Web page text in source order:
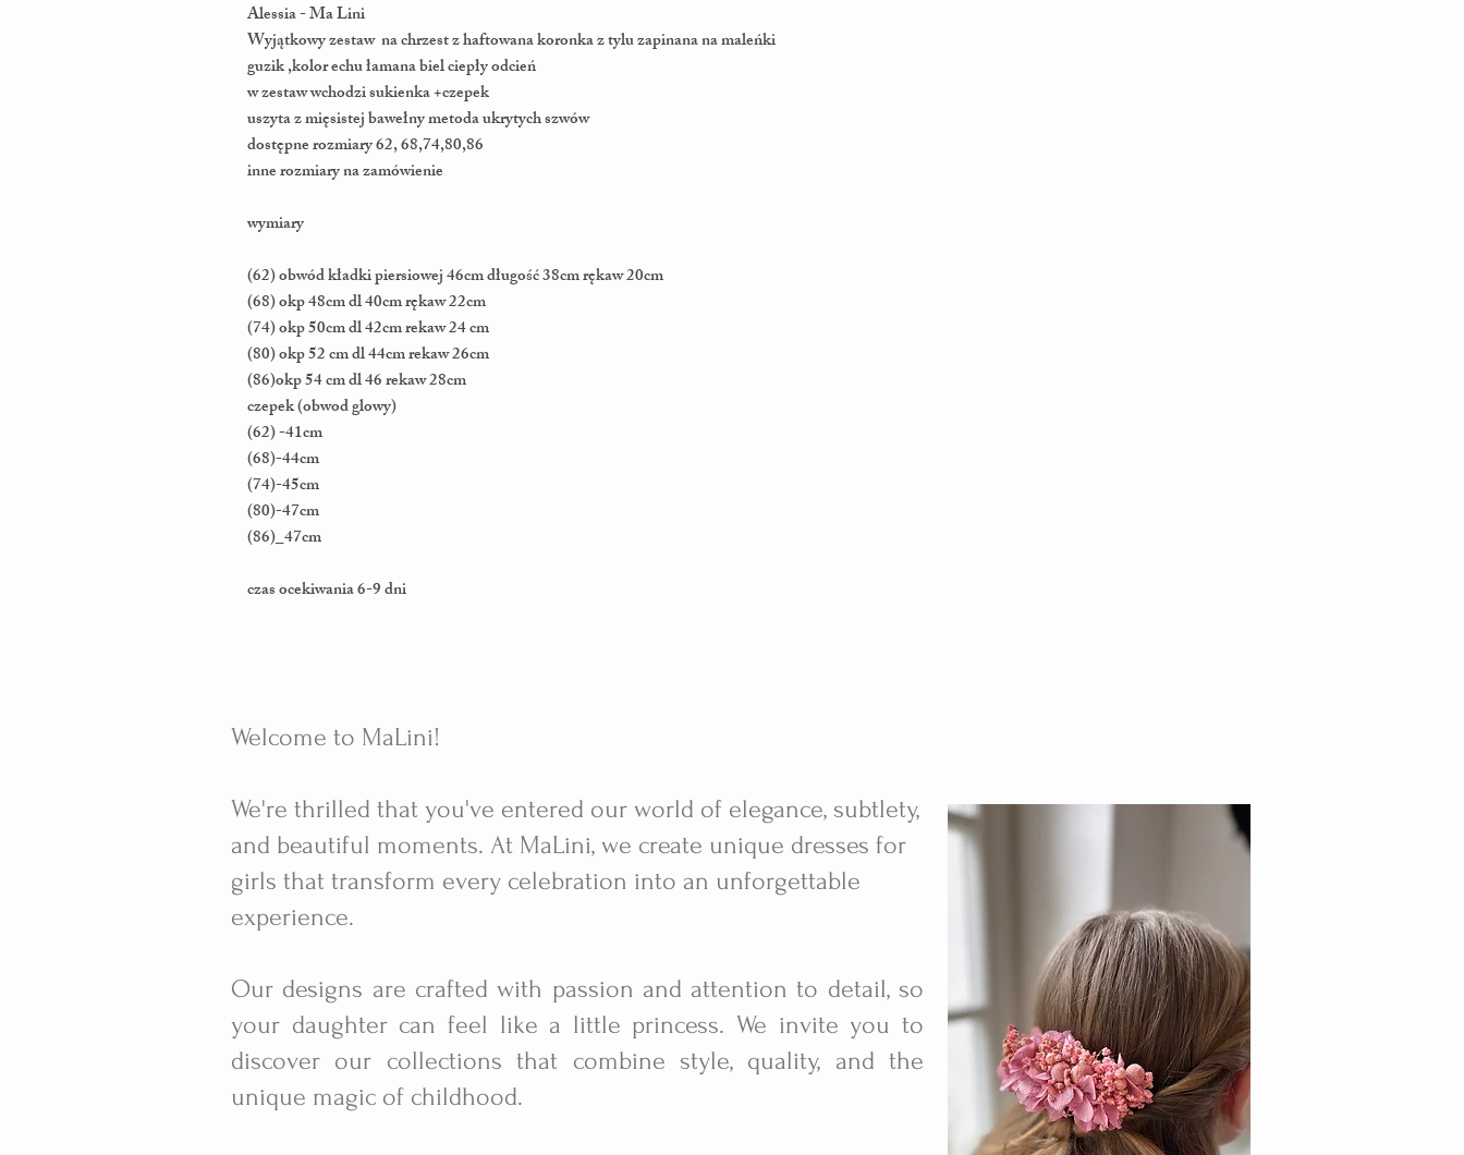
Alessia - Ma Lini
Wyjątkowy zestaw na chrzest z haftowana koronka z tylu zapinana na maleńki
guzik ,kolor echu łamana biel ciepły odcień
w zestaw wchodzi sukienka +czepek
uszyta z mięsistej bawełny metoda ukrytych szwów
dostępne rozmiary 62, 68,74,80,86
inne rozmiary na zamówienie
wymiary
(62) obwód kładki piersiowej 46cm długość 38cm rękaw 20cm
(68) okp 48cm dl 40cm rękaw 22cm
(74) okp 50cm dl 42cm rekaw 24 cm
(80) okp 52 cm dl 44cm rekaw 26cm
(86)okp 54 cm dl 46 rekaw 28cm
czepek (obwod glowy)
(62) -41cm
(68)-44cm
(74)-45cm
(80)-47cm
(86)_47cm
czas ocekiwania 6-9 dni
Welcome to MaLini!
We're thrilled that you've entered our world of elegance, subtlety,
and beautiful moments. At MaLini, we create unique dresses for
girls that transform every celebration into an unforgettable
experience.
Our designs are crafted with passion and attention to detail, so
your daughter can feel like a little princess. We invite you to
discover our collections that combine style, quality, and the
unique magic of childhood.